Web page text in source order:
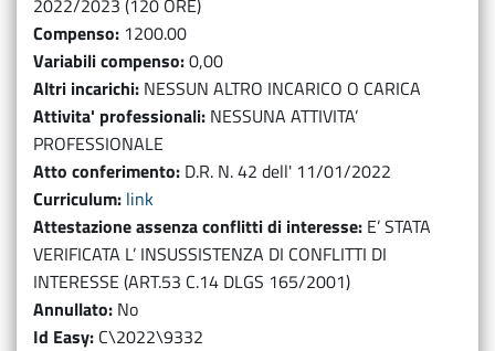
2022/2023 (120 ORE)
Compenso 1200.00
Variabili compenso 0,00
Altri incarichi NESSUN ALTRO INCARICO O CARICA
Attivita' professionali NESSUNA ATTIVITA’
PROFESSIONALE
Atto conferimento D.R. N. 42 dell' 11/01/2022
Curriculum link
Attestazione assenza conflitti di interesse E’ STATA
VERIFICATA L’ INSUSSISTENZA DI CONFLITTI DI
INTERESSE (ART.53 C.14 DLGS 165/2001)
Annullato No
Id Easy C\2022\9332